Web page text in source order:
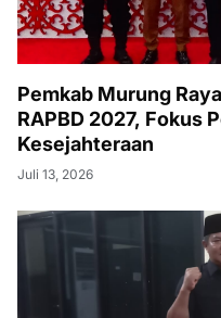
Pemkab Murung
RAPBD 2027, Fokus
Kesejahteraan
Juli 13, 2026